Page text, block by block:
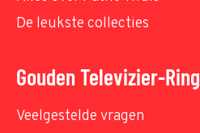
De leukste collecties
Gouden Televizier-Ring
Veelgestelde vragen